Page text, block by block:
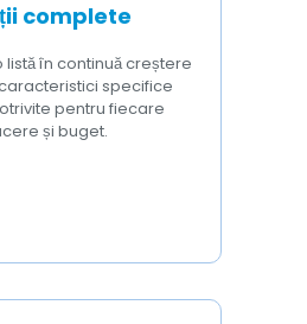
complete
listă în continuă creștere
specifice
pentru fiecare
și buget.